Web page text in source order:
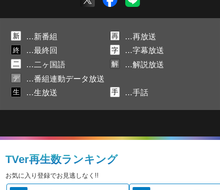
新 …新番組 再 …再放送
終 …最終回 字 …字幕放送
二 …二ヶ国語 解 …解説放送
デ …番組連動データ放送
生 …生放送 手 …手話
TVer再生数ランキング
お気に入り登録でお見逃しなく!!